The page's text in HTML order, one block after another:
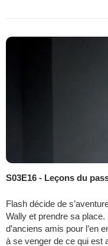
S03E16 - Leçons du
Flash décide de
Wally et prendre sa
d’anciens amis pour l’en
à se venger de ce qui est